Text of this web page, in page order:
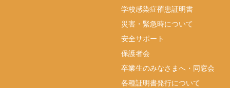
学校感染症罹患証明書
災害・緊急時について
安全サポート
保護者会
卒業生のみなさまへ・同窓会
各種証明書発行について